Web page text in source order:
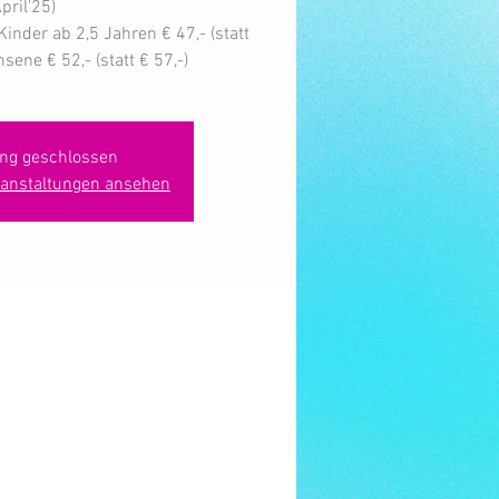
ab 2,5 Jahren € 47,- (statt
€ 52,- (statt € 57,-)
geschlossen
ansehen